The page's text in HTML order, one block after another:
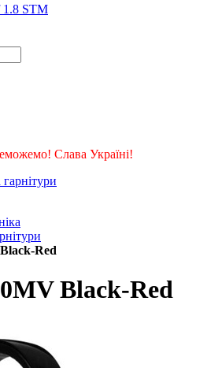
1.8 STM
Слава Україні!
Red
Black-Red